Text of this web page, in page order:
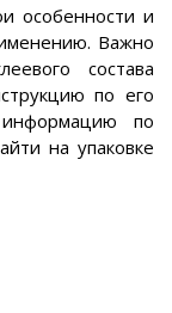
особенности и
Важно
состава
по его
по
на упаковке